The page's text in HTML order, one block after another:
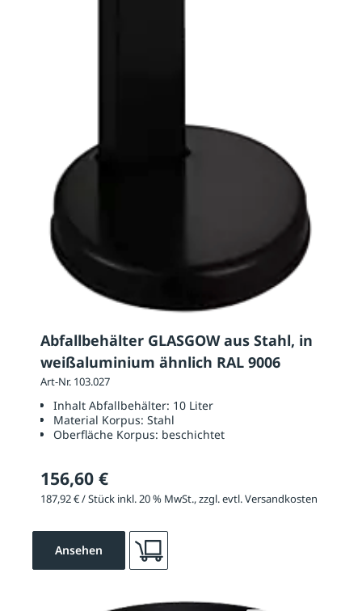
Abfallbehälter GLASGOW aus Stahl, in
weißaluminium ähnlich RAL 9006
Art-Nr. 103.027
Inhalt Abfallbehälter: 10 Liter
Material Korpus: Stahl
Oberfläche Korpus: beschichtet
156,60 €
187,92 € / Stück inkl. 20 % MwSt., zzgl. evtl. Versandkosten
Ansehen